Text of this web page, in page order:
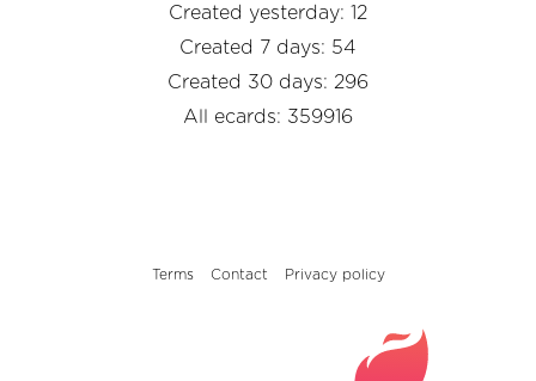
Created yesterday: 12
Created 7 days: 54
Created 30 days: 296
All ecards: 359916
Terms Contact Privacy policy